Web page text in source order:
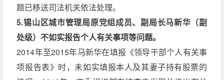
题已移送司法机关依法处理。
5.锡山区城市管理局原党组成员、副局长马新华（副
处级）不如实报告个人有关事项等问题。
2014年至2015年马新华在填报《领导干部个人有关事
项报告表》时，未如实填报本人及其妻子持有股票的